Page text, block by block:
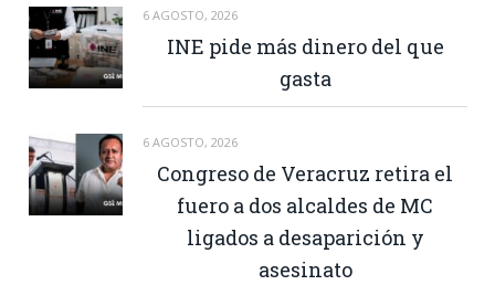
6 AGOSTO, 2026
INE pide más dinero del que
gasta
6 AGOSTO, 2026
Congreso de Veracruz retira el
fuero a dos alcaldes de MC
ligados a desaparición y
asesinato